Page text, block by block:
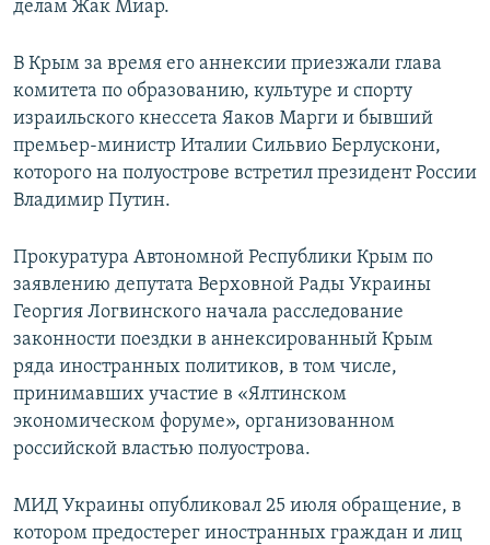
делам Жак Миар.
В Крым за время его аннексии приезжали глава
комитета по образованию, культуре и спорту
израильского кнессета Яаков Марги и бывший
премьер-министр Италии Сильвио Берлускони,
которого на полуострове встретил президент России
Владимир Путин.
Прокуратура Автономной Республики Крым по
заявлению депутата Верховной Рады Украины
Георгия Логвинского начала расследование
законности поездки в аннексированный Крым
ряда иностранных политиков, в том числе,
принимавших участие в «Ялтинском
экономическом форуме», организованном
российской властью полуострова.
МИД Украины опубликовал 25 июля обращение, в
котором предостерег иностранных граждан и лиц